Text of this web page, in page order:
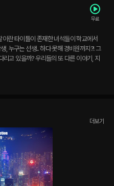
무료
란 타이틀이 존재한 녀석들이 학교에서
, 누구는 선생.. 하다 못해 경비원까지?! 그
고 있을까? 우리들의 또 다른 이야기, 지
더보기